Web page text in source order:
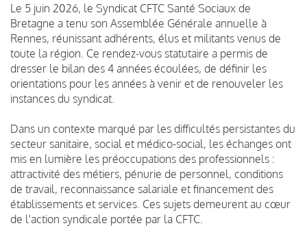
Le 5 juin 2026, le Syndicat CFTC Santé Sociaux de
Bretagne a tenu son Assemblée Générale annuelle à
Rennes, réunissant adhérents, élus et militants venus de
toute la région. Ce rendez-vous statutaire a permis de
dresser le bilan des 4 années écoulées, de définir les
orientations pour les années à venir et de renouveler les
instances du syndicat.
Dans un contexte marqué par les difficultés persistantes du
secteur sanitaire, social et médico-social, les échanges ont
mis en lumière les préoccupations des professionnels :
attractivité des métiers, pénurie de personnel, conditions
de travail, reconnaissance salariale et financement des
établissements et services. Ces sujets demeurent au cœur
de l'action syndicale portée par la CFTC.